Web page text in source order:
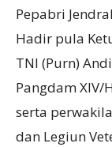
Pepabri
Hadir pula
TNI (Purn)
Pangdam
serta
dan Legiun